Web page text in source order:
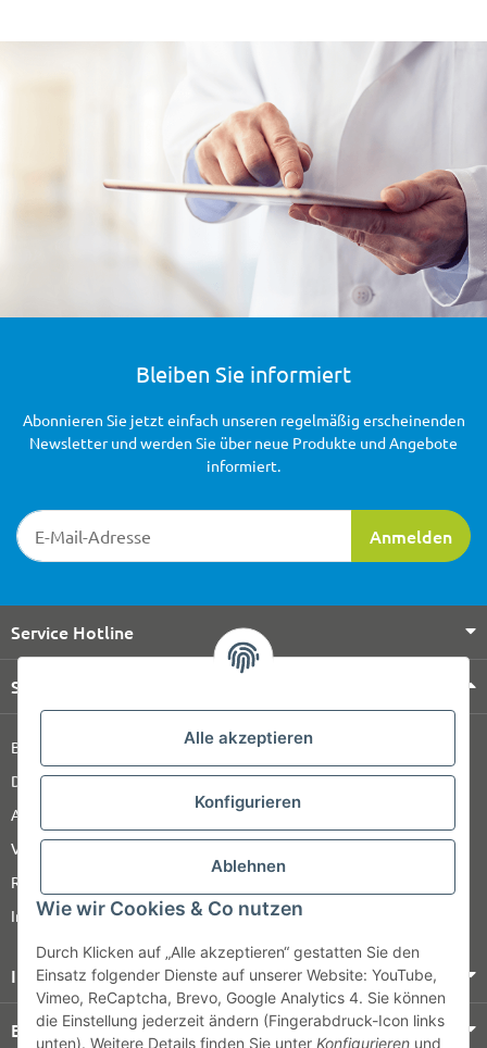
Alle akzeptieren
Konfigurieren
Ablehnen
Wie wir Cookies & Co nutzen
Durch Klicken auf „Alle akzeptieren“ gestatten Sie den
Einsatz folgender Dienste auf unserer Website: YouTube,
Vimeo, ReCaptcha, Brevo, Google Analytics 4. Sie können
die Einstellung jederzeit ändern (Fingerabdruck-Icon links
unten). Weitere Details finden Sie unter Konfigurieren und
Bleiben Sie informiert
Newsletter-Registrierung
Anmelden
Abonnieren Sie jetzt einfach unseren regelmäßig erscheinenden
Newsletter und werden Sie über neue Produkte und Angebote
informiert.
Service Hotline
Shop Service
Barrierefreiheitserklärung
Datenschutz
AGB
Versandinformationen
Retour
Impressum
Informationen
Bezahlung & Versand